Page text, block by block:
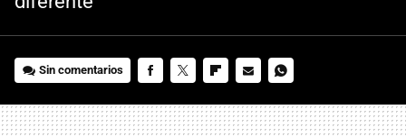
Sin comentarios
MAIL